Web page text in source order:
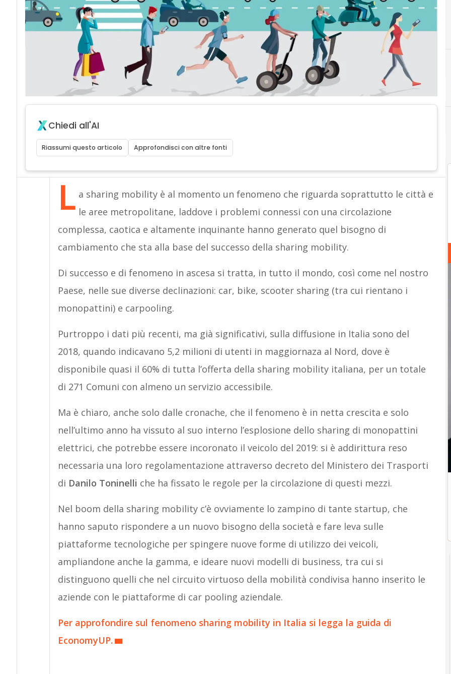
Chiedi all'AI
Riassumi questo articolo Approfondisci con altre fonti
L a sharing mobility è al momento un fenomeno che riguarda soprattutto le città e
le aree metropolitane, laddove i problemi connessi con una circolazione
complessa, caotica e altamente inquinante hanno generato quel bisogno di
cambiamento che sta alla base del successo della sharing mobility.
Di successo e di fenomeno in ascesa si tratta, in tutto il mondo, così come nel nostro
Paese, nelle sue diverse declinazioni: car, bike, scooter sharing (tra cui rientano i
monopattini) e carpooling.
Purtroppo i dati più recenti, ma già significativi, sulla diffusione in Italia sono del
2018, quando indicavano 5,2 milioni di utenti in maggiornaza al Nord, dove è
disponibile quasi il 60% di tutta l’offerta della sharing mobility italiana, per un totale
di 271 Comuni con almeno un servizio accessibile.
Ma è chiaro, anche solo dalle cronache, che il fenomeno è in netta crescita e solo
nell’ultimo anno ha vissuto al suo interno l’esplosione dello sharing di monopattini
elettrici, che potrebbe essere incoronato il veicolo del 2019: si è addirittura reso
necessaria una loro regolamentazione attraverso decreto del Ministero dei Trasporti
di Danilo Toninelli che ha fissato le regole per la circolazione di questi mezzi.
Nel boom della sharing mobility c’è ovviamente lo zampino di tante startup, che
hanno saputo rispondere a un nuovo bisogno della società e fare leva sulle
piattaforme tecnologiche per spingere nuove forme di utilizzo dei veicoli,
ampliandone anche la gamma, e ideare nuovi modelli di business, tra cui si
distinguono quelli che nel circuito virtuoso della mobilità condivisa hanno inserito le
aziende con le piattaforme di car pooling aziendale.
Per approfondire sul fenomeno sharing mobility in Italia si legga la guida di
EconomyUP.